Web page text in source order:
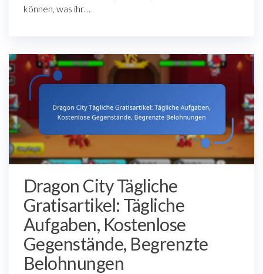
können, was ihr…
Dragon City Tägliche
Gratisartikel: Tägliche
Aufgaben, Kostenlose
Gegenstände, Begrenzte
Belohnungen